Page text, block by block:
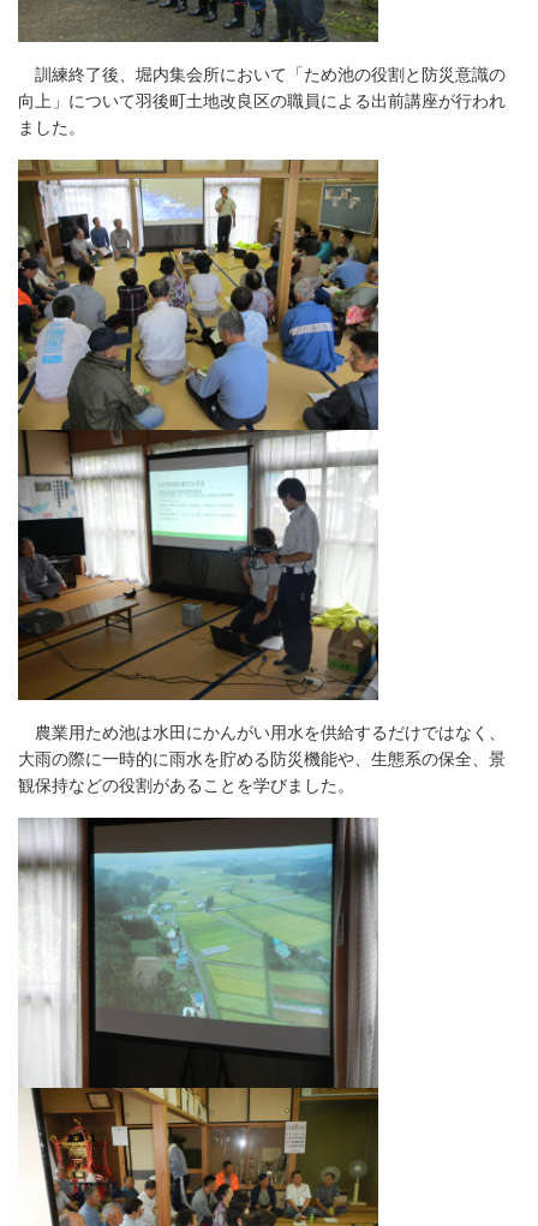
訓練終了後、堀内集会所において「ため池の役割と防災意識の
向上」について羽後町土地改良区の職員による出前講座が行われ
ました。
農業用ため池は水田にかんがい用水を供給するだけではなく、
大雨の際に一時的に雨水を貯める防災機能や、生態系の保全、景
観保持などの役割があることを学びました。